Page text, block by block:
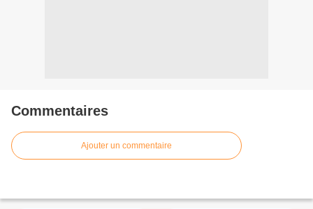
Commentaires
Ajouter un commentaire